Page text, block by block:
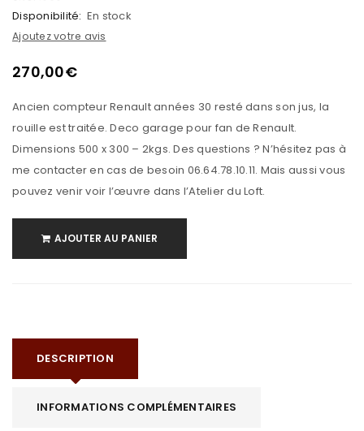
Disponibilité: En stock
Ajoutez votre avis
270,00€
Ancien compteur Renault années 30 resté dans son jus, la
rouille est traitée. Deco garage pour fan de Renault.
Dimensions 500 x 300 – 2kgs. Des questions ? N’hésitez pas à
me contacter en cas de besoin 06.64.78.10.11. Mais aussi vous
pouvez venir voir l’œuvre dans l’Atelier du Loft.
AJOUTER AU PANIER
DESCRIPTION
INFORMATIONS COMPLÉMENTAIRES